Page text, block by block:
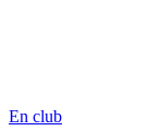
En club